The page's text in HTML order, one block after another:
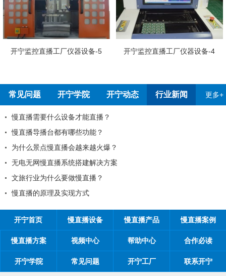
开宁监控直播工厂仪器设备-4 开宁监控直播工厂员工烧烤
常见问题 开宁学院 开宁动态 行业新闻 更多+
目标客户？
间管理的21项原则
开宁首页 慢直播设备 慢直播产品 慢直播案例
慢直播方案 视频中心 帮助中心 合作必读
开宁学院 常见问题 开宁工厂 联系开宁